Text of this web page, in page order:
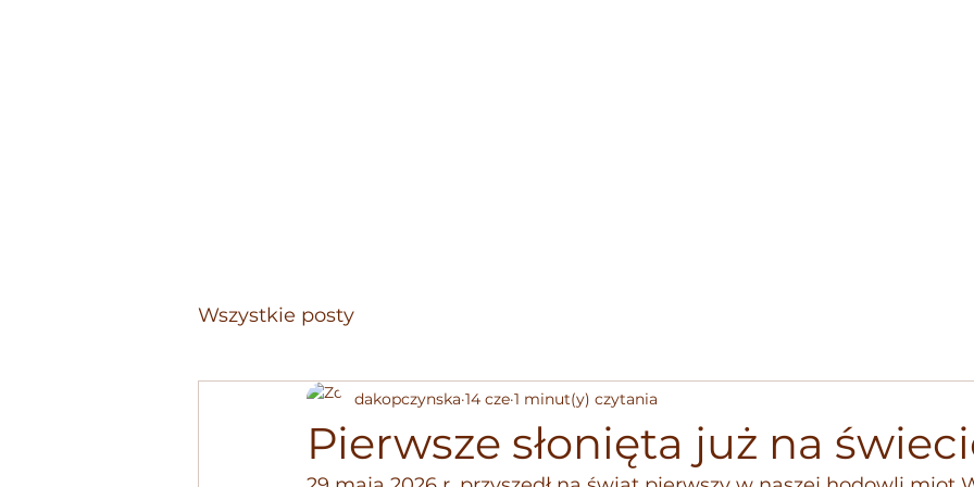
Wszystkie posty
Pierwsze słonięta już na
dakopczynska 14 cze 1 minut(y) czytania